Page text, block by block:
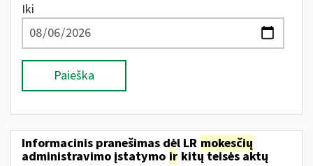
Iki
Paieška
Informacinis pranešimas dėl LR mokesčių
administravimo įstatymo ir kitų teisės aktų